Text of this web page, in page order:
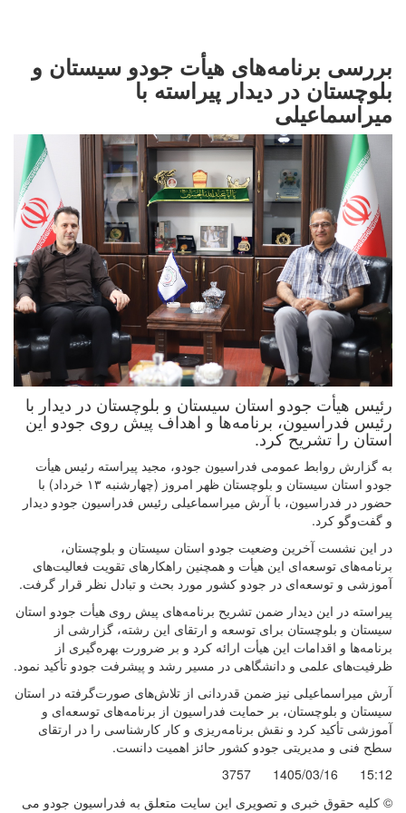
بررسی برنامه‌های هیأت جودو سیستان و
بلوچستان در دیدار پیراسته با
میراسماعیلی
رئیس هیأت جودو استان سیستان و بلوچستان در دیدار با
رئیس فدراسیون، برنامه‌ها و اهداف پیش روی جودو این
استان را تشریح کرد.
به گزارش روابط عمومی فدراسیون جودو، مجید پیراسته رئیس هیأت
جودو استان سیستان و بلوچستان ظهر امروز (چهارشنبه ۱۳ خرداد) با
حضور در فدراسیون، با آرش میراسماعیلی رئیس فدراسیون جودو دیدار
و گفت‌وگو کرد.
در این نشست آخرین وضعیت جودو استان سیستان و بلوچستان،
برنامه‌های توسعه‌ای این هیأت و همچنین راهکارهای تقویت فعالیت‌های
آموزشی و توسعه‌ای در جودو کشور مورد بحث و تبادل نظر قرار گرفت.
پیراسته در این دیدار ضمن تشریح برنامه‌های پیش روی هیأت جودو استان
سیستان و بلوچستان برای توسعه و ارتقای این رشته، گزارشی از
برنامه‌ها و اقدامات این هیأت ارائه کرد و بر ضرورت بهره‌گیری از
ظرفیت‌های علمی و دانشگاهی در مسیر رشد و پیشرفت جودو تأکید نمود.
آرش میراسماعیلی نیز ضمن قدردانی از تلاش‌های صورت‌گرفته در استان
سیستان و بلوچستان، بر حمایت فدراسیون از برنامه‌های توسعه‌ای و
آموزشی تأکید کرد و نقش برنامه‌ریزی و کار کارشناسی را در ارتقای
سطح فنی و مدیریتی جودو کشور حائز اهمیت دانست.
15:12
1405/03/16
3757
© کليه حقوق خبری و تصويری اين سايت متعلق به فدراسیون جودو می